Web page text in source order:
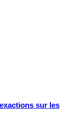
sur les